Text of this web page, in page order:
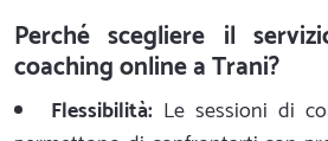
Perché scegliere il
coaching online a Trani?
Flessibilità: Le sessioni di